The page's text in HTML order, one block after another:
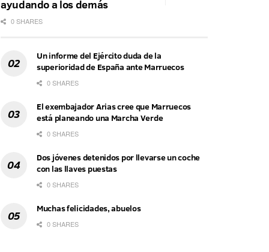
ayudando a los demás
0 SHARES
Un informe del Ejército duda de la
superioridad de España ante Marruecos
0 SHARES
El exembajador Arias cree que Marruecos
está planeando una Marcha Verde
0 SHARES
Dos jóvenes detenidos por llevarse un coche
con las llaves puestas
0 SHARES
Muchas felicidades, abuelos
0 SHARES